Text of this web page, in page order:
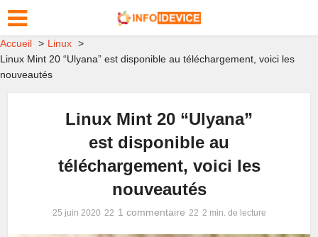
Accueil
Linux
Linux Mint 20 “Ulyana” est disponible au téléchargement, voici les
nouveautés
Linux Mint 20 “Ulyana”
est disponible au
téléchargement, voici les
nouveautés
25 juin 2020 1 commentaire 2 min. de lecture